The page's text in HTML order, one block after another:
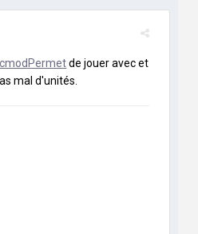
de jouer avec et
mal d'unités.